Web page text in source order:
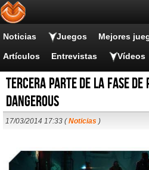
Noticias Juegos Mejores
Artículos Entrevistas Vídeos
Tercera parte de la fase de
Dangerous
17/03/2014 17:33 (Noticias )